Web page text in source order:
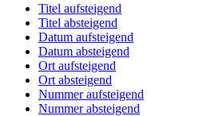
Titel aufsteigend
Titel absteigend
Datum aufsteigend
Datum absteigend
Ort aufsteigend
Ort absteigend
Nummer aufsteigend
Nummer absteigend